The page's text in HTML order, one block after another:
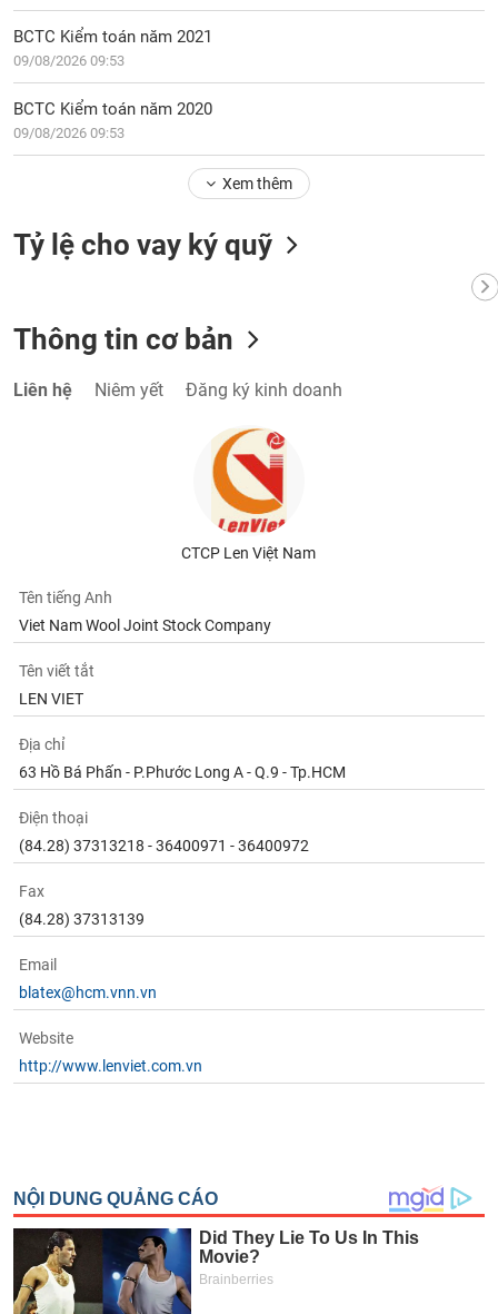
BCTC Kiểm toán năm 2021
09/08/2026 09:53
BCTC Kiểm toán năm 2020
09/08/2026 09:53
Xem thêm
Tỷ lệ cho vay ký quỹ
Thông tin cơ bản
Liên hệ Niêm yết Đăng ký kinh doanh
CTCP Len Việt Nam
Tên tiếng Anh
Viet Nam Wool Joint Stock Company
Tên viết tắt
LEN VIET
Địa chỉ
63 Hồ Bá Phấn - P.Phước Long A - Q.9 - Tp.HCM
Điện thoại
(84.28) 37313218 - 36400971 - 36400972
Fax
(84.28) 37313139
Email
blatex@hcm.vnn.vn
Website
http://www.lenviet.com.vn
tức
(-)
Bài
phân
tích
Đào
tạo
Sách
chính
Công
đầu
tư
Dữ
liệu